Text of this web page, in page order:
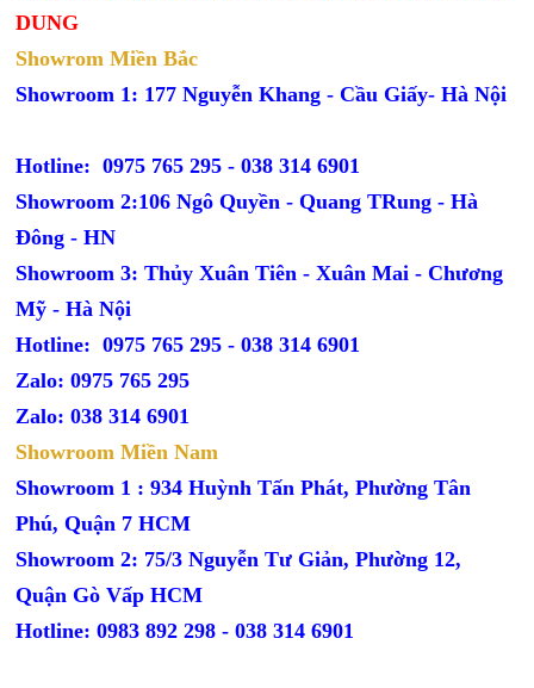
DUNG
Showrom Miền Bắc
Showroom 1: 177 Nguyễn Khang - Cầu Giấy- Hà Nội
Hotline: 0975 765 295 -038 314 6901
Showroom 2:106 Ngô Quyền - Quang TRung - Hà
Đông - HN
Showroom 3: Thủy Xuân Tiên - Xuân Mai - Chương
Mỹ - Hà Nội
Hotline: 0975 765 295 -038 314 6901
Zalo: 0975 765 295
Zalo: 038 314 6901
Showroom Miền Nam
Showroom 1 : 934 Huỳnh Tấn Phát, Phường Tân
Phú, Quận 7 HCM
Showroom 2: 75/3 Nguyễn Tư Giản, Phường 12,
Quận Gò Vấp HCM
Hotline: 0983 892 298 - 038 314 6901